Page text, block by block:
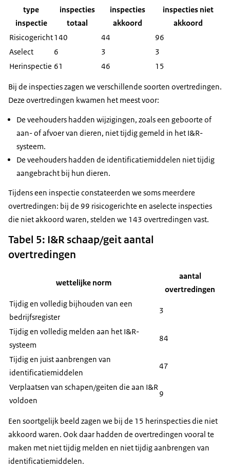
type
inspectie
inspecties
totaal
inspecties
akkoord
inspecties niet
akkoord
Risicogericht140 44
96
Aselect
6 3
3
Herinspectie 61 46 15
Bij de inspecties zagen we verschillende soorten overtredingen.
Deze overtredingen kwamen het meest voor:
De veehouders hadden wijzigingen, zoals een geboorte of
aan- of afvoer van dieren, niet tijdig gemeld in het I&R-
systeem.
De veehouders hadden de identificatiemiddelen niet tijdig
aangebracht bij hun dieren.
Tijdens een inspectie constateerden we soms meerdere
overtredingen: bij de 99 risicogerichte en aselecte inspecties
die niet akkoord waren, stelden we 143 overtredingen vast.
Tabel 5: I&R schaap/geit aantal
overtredingen
wettelijke norm
aantal
overtredingen
Tijdig en volledig bijhouden van een
bedrijfsregister
3
Tijdig en volledig melden aan het I&R-
systeem
84
Tijdig en juist aanbrengen van
identificatiemiddelen
47
Verplaatsen van schapen/geiten die aan I&R
voldoen
9
Een soortgelijk beeld zagen we bij de 15 herinspecties die niet
akkoord waren. Ook daar hadden de overtredingen vooral te
maken met niet tijdig melden en niet tijdig aanbrengen van
identificatiemiddelen.